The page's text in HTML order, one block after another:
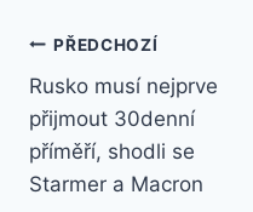
Navigace
pro
příspěvek
PŘEDCHOZÍ
Rusko musí nejprve
přijmout 30denní
příměří, shodli se
Starmer a Macron